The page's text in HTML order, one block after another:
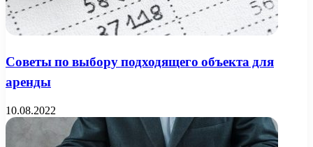
Советы по выбору подходящего объекта для
аренды
10.08.2022